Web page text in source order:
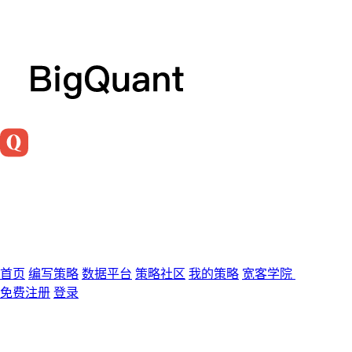
首页 编写策略 数据平台 策略社区 我的策略 宽客学院
免费注册 登录